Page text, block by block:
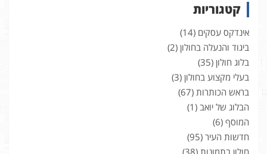
קטגוריות
אינדקס עסקים (14)
ביגוד והנעלה בחולון (2)
בלוג חולון (35)
בעלי מקצוע בחולון (3)
בראש הכותרות (67)
הבלוג של יואב (1)
המוסף (6)
חדשות העיר (95)
חולון בתמונות (38)